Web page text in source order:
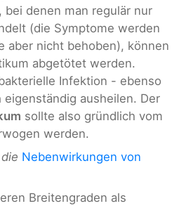
bei denen man regulär nur
(die Symptome werden
aber nicht behoben), können
abgetötet werden.
Infektion - ebenso
ausheilen. Der
sollte also gründlich vom
werden.
Nebenwirkungen von
Breitengraden als